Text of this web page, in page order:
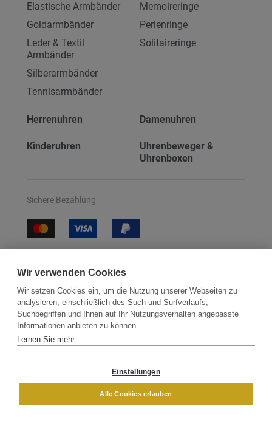
Elastische Armbänder
Goldarmbänder
Leder & Textil
Armbänder
Silberarmbänder
Tennisarmbänder
Memoireringe
Perlenringe
Solitaireringe
Herrenuhren Damenuhren
Kinderuhren
Uhrenbeweger &
Uhrenboxen
Sichere Bezahlung
Kontakt Newsletter Partner
Versand
DAMEN
Wir verwenden Cookies
Wir setzen Cookies ein, um die Nutzung unserer Webseiten zu
analysieren, einschließlich des Such und Surfverlaufs,
Suchbegriffen und Ihnen auf Ihr Nutzungsverhalten angepasste
Informationen anbieten zu können.
Lernen Sie mehr
Einstellungen
Alle Cookies erlauben